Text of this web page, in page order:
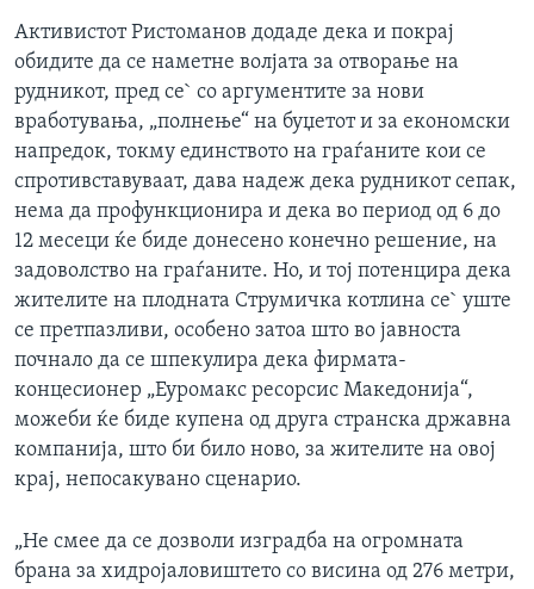
Активистот Ристоманов додаде дека и покрај
обидите да се наметне волјата за отворање на
рудникот, пред се` со аргументите за нови
вработувања, „полнење“ на буџетот и за економски
напредок, токму единството на граѓаните кои се
спротивставуваат, дава надеж дека рудникот сепак,
нема да профункционира и дека во период од 6 до
12 месеци ќе биде донесено конечно решение, на
задоволство на граѓаните. Но, и тој потенцира дека
жителите на плодната Струмичка котлина се` уште
се претпазливи, особено затоа што во јавноста
почнало да се шпекулира дека фирмата-
концесионер „Еуромакс ресорсис Македонија“,
можеби ќе биде купена од друга странска државна
компанија, што би било ново, за жителите на овој
крај, непосакувано сценарио.
„Не смее да се дозволи изградба на огромната
брана за хидројаловиштето со висина од 276 метри,